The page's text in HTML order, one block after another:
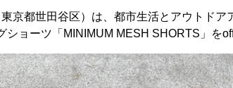
京都世田谷区）は、都市生活とアウトドア
ショーツ「MINIMUM MESH SHORTS」を